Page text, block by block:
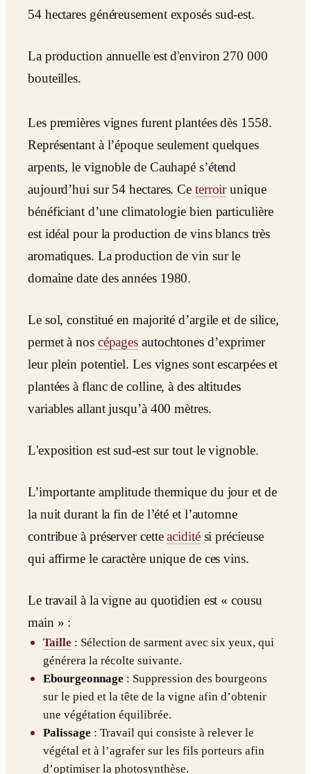
54 hectares généreusement exposés sud-est.
La production annuelle est d'environ 270 000
bouteilles.
Les premières vignes furent plantées dès 1558.
Représentant à l’époque seulement quelques
arpents, le vignoble de Cauhapé s’étend
aujourd’hui sur 54 hectares. Ce terroirunique
bénéficiant d’une climatologie bien particulière
est idéal pour la production de vins blancs très
aromatiques. La production de vin sur le
domaine date des années 1980.
Le sol, constitué en majorité d’argile et de silice,
permet à nos cépages autochtones d’exprimer
leur plein potentiel. Les vignes sont escarpées et
plantées à flanc de colline, à des altitudes
variables allant jusqu’à 400 mètres.
L'exposition est sud-est sur tout le vignoble.
L’importante amplitude thermique du jour et de
la nuit durant la fin de l’été et l’automne
contribue à préserver cetteaciditési précieuse
qui affirme le caractère unique de ces vins.
Le travail à la vigne au quotidien est « cousu
main » :
Taille : Sélection de sarment avec six yeux, qui
générera la récolte suivante.
Ebourgeonnage : Suppression des bourgeons
sur le pied et la tête de la vigne afin d’obtenir
une végétation équilibrée.
Palissage : Travail qui consiste à relever le
végétal et à l’agrafer sur les fils porteurs afin
d’optimiser la photosynthèse.